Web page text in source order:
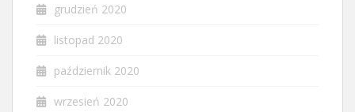
grudzień 2020
listopad 2020
październik 2020
wrzesień 2020